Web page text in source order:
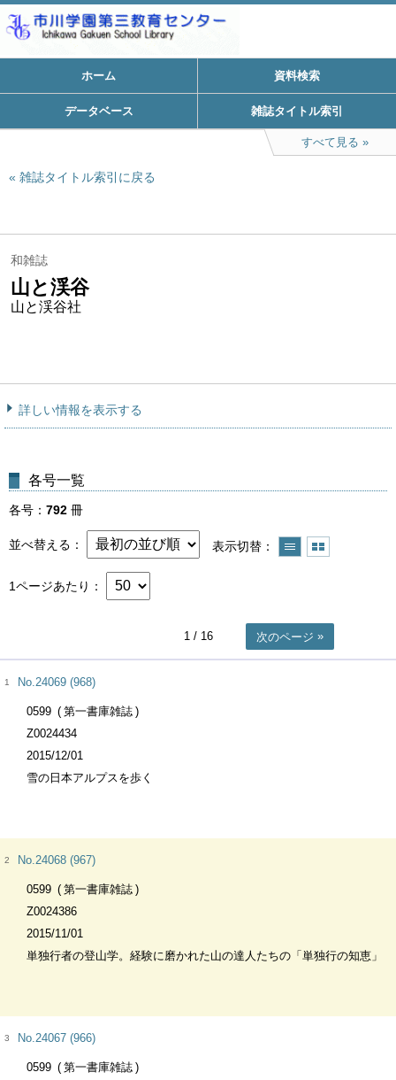
ホーム 資料検索
データベース 雑誌タイトル索引
すべて見る
雑誌タイトル索引に戻る
和雑誌
山と渓谷
山と渓谷社
詳しい情報を表示する
各号一覧
各号 792 冊
並べ替える 表示切替
1ページあたり
1/ 16 次のページ
1 No.24069 (968)
0599
第一書庫雑誌
Z0024434
2015/12/01
雪の日本アルプスを歩く
2 No.24068 (967)
0599
第一書庫雑誌
Z0024386
2015/11/01
単独行者の登山学。経験に磨かれた山の達人たちの「単独行の知恵」
3 No.24067 (966)
0599
第一書庫雑誌